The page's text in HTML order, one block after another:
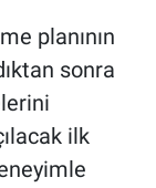
planının
sonra
ilk